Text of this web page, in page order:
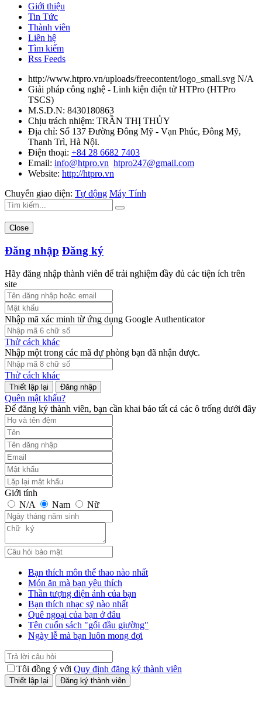
Giới thiệu
Tin Tức
Thành viên
Liên hệ
Tìm kiếm
Rss Feeds
http://www.htpro.vn/uploads/freecontent/logo_small.svg N/A
Giải pháp công nghệ - Linh kiện điện tử HTPro (HTPro
TSCS)
M.S.D.N: 8430180863
Chịu trách nhiệm: TRẦN THỊ THỦY
Địa chỉ: Số 137 Đường Đông Mỹ - Vạn Phúc, Đông Mỹ,
Thanh Trì, Hà Nội.
Điện thoại: +84 28 6682 7403
Email: info@htpro.vn htpro247@gmail.com
Website: http://htpro.vn
Chuyển giao diện: Tự động Máy Tính
Close
Đăng nhập Đăng ký
Hãy đăng nhập thành viên để trải nghiệm đầy đủ các tiện ích trên
site
Nhập mã xác minh từ ứng dụng Google Authenticator
Thử cách khác
Nhập một trong các mã dự phòng bạn đã nhận được.
Thử cách khác
Đăng nhập
Quên mật khẩu?
Để đăng ký thành viên, bạn cần khai báo tất cả các ô trống dưới đây
Giới tính
N/A
Nam Nữ
Bạn thích môn thể thao nào nhất
Món ăn mà bạn yêu thích
Thần tượng điện ảnh của bạn
Bạn thích nhạc sỹ nào nhất
Quê ngoại của bạn ở đâu
Tên cuốn sách "gối đầu giường"
Ngày lễ mà bạn luôn mong đợi
Tôi đồng ý với Quy định đăng ký thành viên